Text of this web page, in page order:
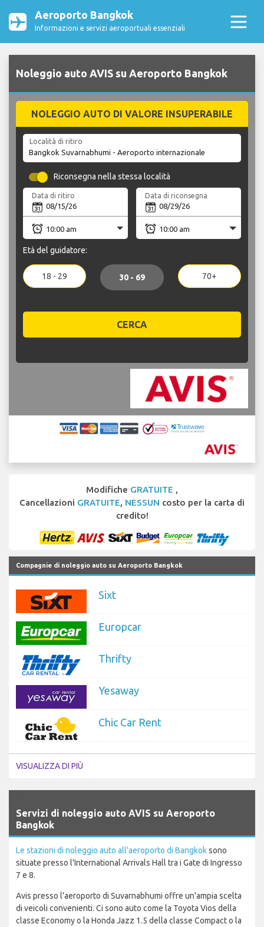
Aeroporto Bangkok
Informazioni e servizi aeroportuali essenziali
Noleggio auto AVIS su Aeroporto Bangkok
NOLEGGIO AUTO DI VALORE INSUPERABILE
Località di ritiro
Riconsegna nella stessa località
Data di ritiro Data di riconsegna
Età del guidatore:
18 - 29 30 - 69 70+
CERCA
Modifiche GRATUITE ,
Cancellazioni GRATUITE, NESSUN costo per la carta di
credito!
Compagnie di noleggio auto su Aeroporto Bangkok
Sixt
Europcar
Thrifty
Yesaway
Chic Car Rent
VISUALIZZA DI PIÙ
Servizi di noleggio auto AVIS su Aeroporto
Bangkok
Le stazioni di noleggio auto all'aeroporto di Bangkoksono
situate presso l'International Arrivals Hall tra i Gate di Ingresso
7 e 8.
Avis presso l'aeroporto di Suvarnabhumi offre un'ampia scelta
di veicoli convenienti. Ci sono auto come la Toyota Vios della
classe Economy o la Honda Jazz 1.5 della classe Compact o la